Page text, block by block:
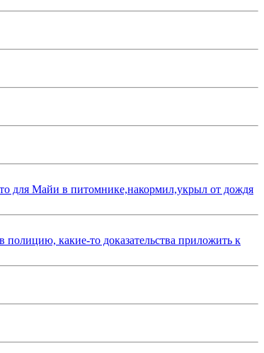
для Майи в питомнике,накормил,укрыл от дождя
какие-то доказательства приложить к